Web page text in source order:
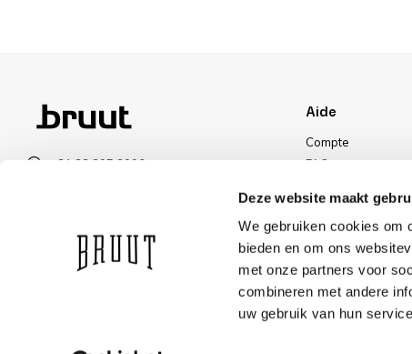
Deze website maakt
We gebruiken cookies om
bieden en om ons
met onze partners voor
combineren met andere
uw gebruik van hun
+31 23 205 2006
VOIR LES HORAIRES D’OUVERTURE
Aide
Compte
FAQ
Méthode de
Livraisons
Réduction